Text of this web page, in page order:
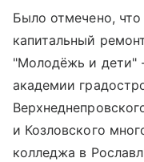
Было отмечено,
капитальный
"Молодёжь и дети"
академии
и Козловского
колледжа в